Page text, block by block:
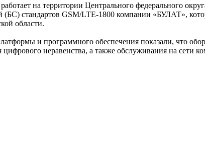
на территории Центрального федерального
(БС) стандартов GSM/LTE-1800 компании «БУЛАТ»,
области.
и программного обеспечения показали, что
неравенства, а также обслуживания на сети